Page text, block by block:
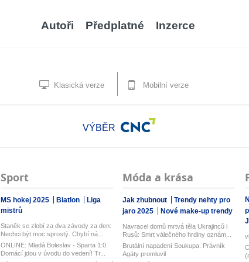
Autoři Předplatné Inzerce
Klasická verze Mobilní verze
VÝBĚR
Sport
MS hokej 2025 Biatlon
Liga
mistrů
Staněk se zlobí za dva závody za den:
Nechci být moc sprostý. Chybí ná...
ONLINE: Mladá Boleslav - Sparta 1:0.
Domácí jdou v úvodu do vedení! Tr...
Móda a krása
Jak zhubnout
Trendy nehty pro
jaro 2025
Nové make-up trendy
Navracel domů mrtvá těla Ukrajinců i
Rusů: Smrt válečného hrdiny oznám...
Brutální napadení Soukupa. Právník
Agáty promluvil